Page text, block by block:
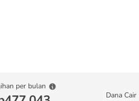
per bulan
Dana Cair